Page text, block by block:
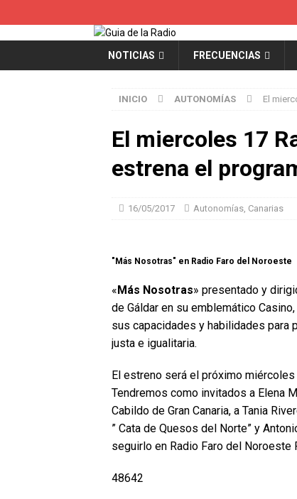
NOTICIAS FRECUENCIAS
INICIO AUTONOMÍAS El
El miercoles 17
estrena el
16/05/2017 Autonomías, Canarias
"Más Nosotras" en Radio Faro del Noroeste
«Más Nosotras» presentado y
de Gáldar en su emblemático
sus capacidades y habilidades para
justa e igualitaria.
El estreno será el próximo miércoles
Tendremos como invitados a Elena
Cabildo de Gran Canaria, a Tania
” Cata de Quesos del Norte” y
seguirlo en Radio Faro del
48642